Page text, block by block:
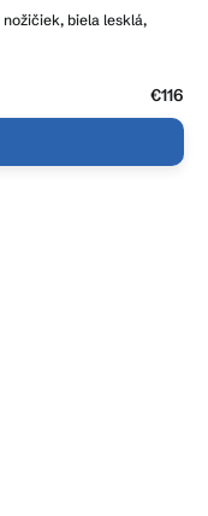
nožičiek, biela lesklá,
€116